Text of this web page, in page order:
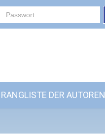
RANGLISTE DER AUTOREN